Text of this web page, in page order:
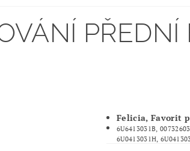
PŘEDNÍ
Felicia, Favorit
6U6413031B,
6U0413031H,